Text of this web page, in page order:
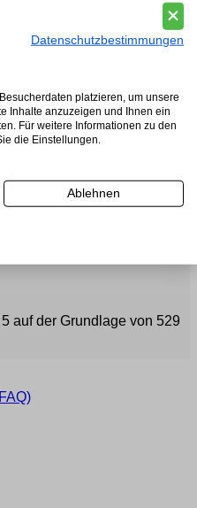
auf der Grundlage von 529
Datenschutzbestimmungen
platzieren, um unsere
Inhalte anzuzeigen und Ihnen ein
Für weitere Informationen zu den
die Einstellungen.
Ablehnen